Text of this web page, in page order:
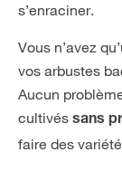
s’enraciner.
Vous n’avez
vos arbustes
Aucun
cultivés sans
faire des